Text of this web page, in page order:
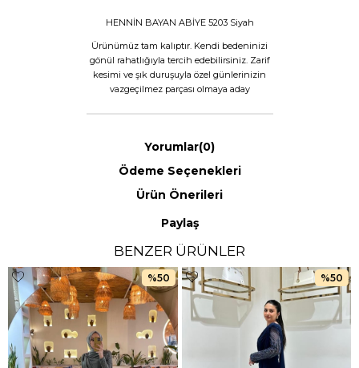
HENNİN BAYAN ABİYE 5203 Siyah
Ürünümüz tam kalıptır. Kendi bedeninizi
gönül rahatlığıyla tercih edebilirsiniz. Zarif
kesimi ve şık duruşuyla özel günlerinizin
vazgeçilmez parçası olmaya aday
Yorumlar(0)
Ödeme Seçenekleri
Ürün Önerileri
Paylaş
BENZER ÜRÜNLER
%50 %50